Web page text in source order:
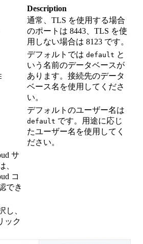
Description
通常、TLS を使用する場合
のポートは 8443、TLS を使
用しない場合は 8123 です。
デフォルトでは default と
いう名前のデータベースが
あります。接続先のデータ
ベース名を使用してくださ
い。
デフォルトのユーザー名は
default です。用途に応じ
たユーザー名を使用してく
ださい。
サ
、
コ
でき
し、
ック